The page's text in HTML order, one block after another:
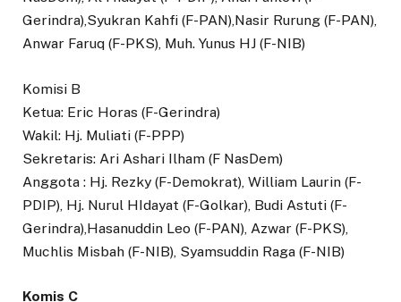
Gerindra),Syukran Kahfi (F-PAN),Nasir Rurung (F-PAN),
Anwar Faruq (F-PKS), Muh. Yunus HJ (F-NIB)
Komisi B
Ketua: Eric Horas (F-Gerindra)
Wakil: Hj. Muliati (F-PPP)
Sekretaris: Ari Ashari Ilham (F NasDem)
Anggota : Hj. Rezky (F-Demokrat), William Laurin (F-
PDIP), Hj. Nurul HIdayat (F-Golkar), Budi Astuti (F-
Gerindra),Hasanuddin Leo (F-PAN), Azwar (F-PKS),
Muchlis Misbah (F-NIB), Syamsuddin Raga (F-NIB)
Komis C